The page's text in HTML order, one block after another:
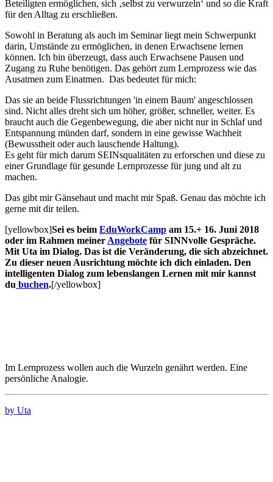
Beteiligten ermöglichen, sich ‚selbst zu verwurzeln‘ und so die Kraft
für den Alltag zu erschließen.
Sowohl in Beratung als auch im Seminar liegt mein Schwerpunkt
darin, Umstände zu ermöglichen, in denen Erwachsene lernen
können. Ich bin überzeugt, dass auch Erwachsene Pausen und
Zugang zu Ruhe benötigen. Das gehört zum Lernprozess wie das
Ausatmen zum Einatmen. Das bedeutet für mich:
Das sie an beide Flussrichtungen 'in einem Baum' angeschlossen
sind. Nicht alles dreht sich um höher, größer, schneller, weiter. Es
braucht auch die Gegenbewegung, die aber nicht nur in Schlaf und
Entspannung münden darf, sondern in eine gewisse Wachheit
(Bewusstheit oder auch lauschende Haltung).
Es geht für mich darum SEINsqualitäten zu erforschen und diese zu
einer Grundlage für gesunde Lernprozesse für jung und alt zu
machen.
Das gibt mir Gänsehaut und macht mir Spaß. Genau das möchte ich
gerne mit dir teilen.
[yellowbox]Sei es beim EduWorkCamp am 15.+ 16. Juni 2018
oder im Rahmen meiner Angebote für SINNvolle Gespräche.
Mit Uta im Dialog. Das ist die Veränderung, die sich abzeichnet.
Zu dieser neuen Ausrichtung möchte ich dich einladen. Den
intelligenten Dialog zum lebenslangen Lernen mit mir kannst
du buchen.[/yellowbox]
Im Lernprozess wollen auch die Wurzeln genährt werden. Eine
persönliche Analogie.
by Uta